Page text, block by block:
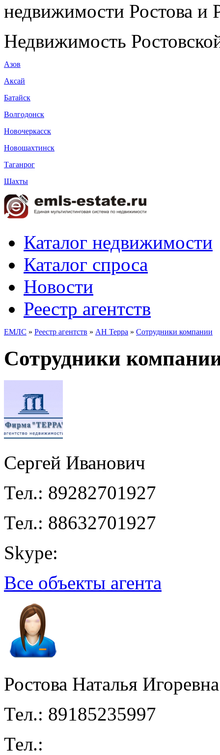
недвижимости Ростова и
Недвижимость
Азов
Аксай
Батайск
Волгодонск
Новочеркасск
Новошахтинск
Таганрог
Шахты
Каталог недвижимости
Каталог спроса
Новости
Реестр агентств
ЕМЛС » Реестр агентств » АН Терра » Сотрудники компании
Сотрудники
Сергей Иванович
Тел.: 89282701927
Тел.: 88632701927
Skype:
Все объекты агента
Ростова Наталья Игоревна
Тел.: 89185235997
Тел.: